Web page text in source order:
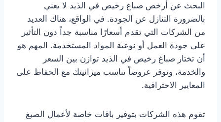
البحث عن أرخص صباغ رخيص في الذيد لا يعني
بالضرورة التنازل عن الجودة. في الواقع، هناك العديد
من الشركات التي تقدم أسعارًا مناسبة جداً دون التأثير
على جودة العمل أو نوعية المواد المستخدمة. المهم هو
أن تختار صباغ رخيص في الذيد توازن بين السعر
والخدمة، وتوفر عروضاً تناسب ميزانيتك مع الحفاظ على
المعايير الاحترافية.
تقوم هذه الشركات بتوفير باقات خاصة لأعمال الصبغ